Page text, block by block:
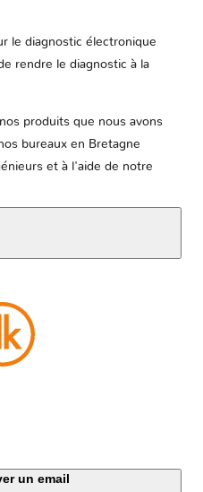
le diagnostic électronique
rendre le diagnostic à la
produits que nous avons
bureaux en Bretagne
et à l'aide de notre
un email